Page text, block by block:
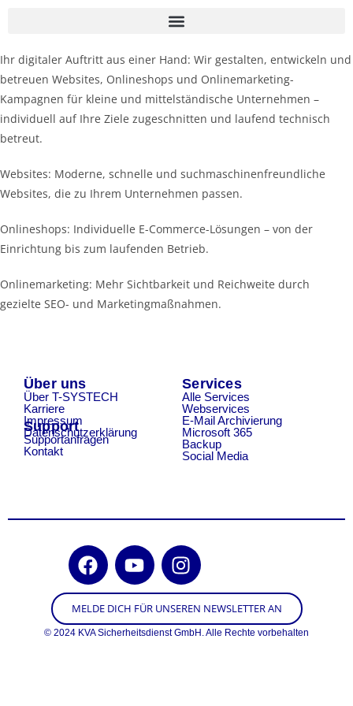
Ihr digitaler Auftritt aus einer Hand: Wir gestalten, entwickeln und
betreuen Websites, Onlineshops und Onlinemarketing-
Kampagnen für kleine und mittelständische Unternehmen –
individuell auf Ihre Ziele zugeschnitten und laufend technisch
betreut.
Websites: Moderne, schnelle und suchmaschinenfreundliche
Websites, die zu Ihrem Unternehmen passen.
Onlineshops: Individuelle E-Commerce-Lösungen – von der
Einrichtung bis zum laufenden Betrieb.
Onlinemarketing: Mehr Sichtbarkeit und Reichweite durch
gezielte SEO- und Marketingmaßnahmen.
Über uns
Über T-SYSTECH
Karriere
Impressum
Datenschutzerklärung
Services
Alle Services
Webservices
E-Mail Archivierung
Microsoft 365
Backup
Social Media
Support
Supportanfragen
Kontakt
MELDE DICH FÜR UNSEREN NEWSLETTER AN
© 2024 KVA Sicherheitsdienst GmbH. Alle Rechte vorbehalten